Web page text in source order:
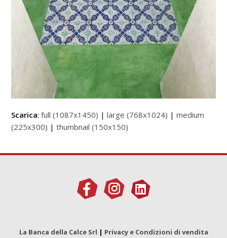
Scarica:full (1087x1450) |large (768x1024) |medium
(225x300) |thumbnail (150x150)
La Banca della Calce Srl | Privacy e Condizioni di vendita